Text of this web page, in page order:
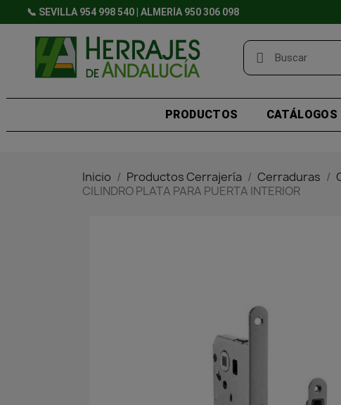
📞 SEVILLA 954 998 540 | ALMERÍA 950 306 098
PRODUCTOS CATÁLOGOS
Inicio Productos Cerrajería Cerraduras
CILINDRO PLATA PARA PUERTA INTERIOR